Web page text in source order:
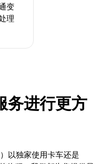
变
理
务进行更方
以独家使用卡车还是